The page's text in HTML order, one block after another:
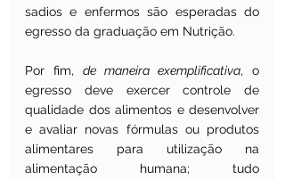
sadios e enfermos são esperadas do
egresso da graduação em Nutrição.
Por fim, de maneira exemplificativa, o
egresso deve exercer controle de
qualidade dos alimentos e desenvolver
e avaliar novas fórmulas ou produtos
alimentares para utilização na
alimentação humana; tudo